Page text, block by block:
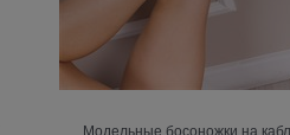
Модельные босоножки на